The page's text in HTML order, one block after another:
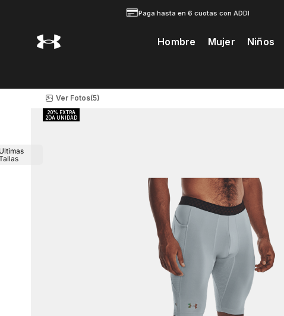
Paga hasta en 6 cuotas con ADDI
Hombre Mujer Niños
Ver Fotos(5)